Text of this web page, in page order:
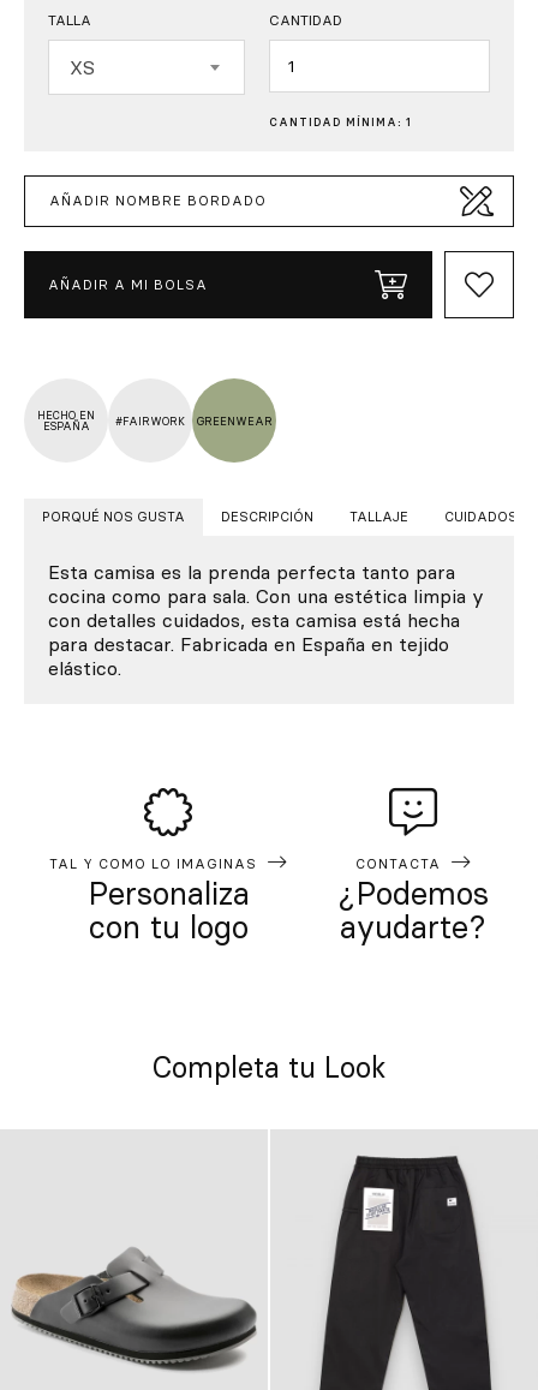
TALLA
XS
CANTIDAD
CANTIDAD MÍNIMA: 1
AÑADIR NOMBRE BORDADO
AÑADIR A MI BOLSA
HECHO EN
ESPAÑA
#FAIRWORK GREENWEAR
PORQUÉ NOS GUSTA DESCRIPCIÓN TALLAJE CUIDADOS
Esta camisa es la prenda perfecta tanto para
cocina como para sala. Con una estética limpia y
con detalles cuidados, esta camisa está hecha
para destacar. Fabricada en España en tejido
elástico.
TAL Y COMO LO IMAGINAS
Personaliza
con tu logo
CONTACTA
¿Podemos
ayudarte?
Completa tu Look